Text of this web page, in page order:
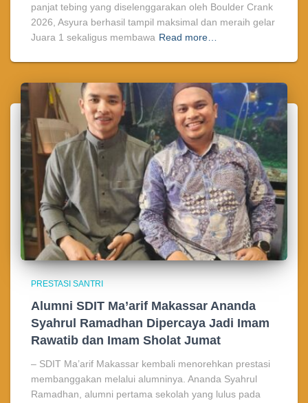
panjat tebing yang diselenggarakan oleh Boulder Crank
2026, Asyura berhasil tampil maksimal dan meraih gelar
Juara 1 sekaligus membawa Read more…
PRESTASI SANTRI
Alumni SDIT Ma’arif Makassar Ananda
Syahrul Ramadhan Dipercaya Jadi Imam
Rawatib dan Imam Sholat Jumat
– SDIT Ma’arif Makassar kembali menorehkan prestasi
membanggakan melalui alumninya. Ananda Syahrul
Ramadhan, alumni pertama sekolah yang lulus pada